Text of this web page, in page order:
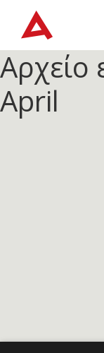
Αρχείο
April